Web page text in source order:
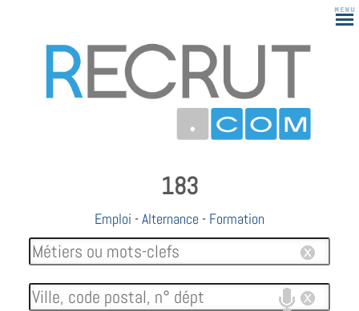
183
Emploi -Alternance - Formation